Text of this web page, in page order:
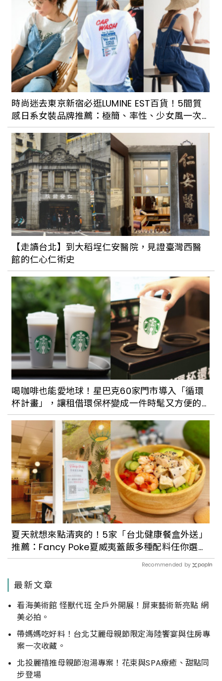
品，預計2023年穿梭沖繩秘境航程，駛進
大阪
時尚迷去東京新宿必逛LUMINE EST百貨！5間質
感日系女裝品牌推薦：極簡、率性、少女風一次
收齊
【走讀台北】到大稻埕仁安醫院，見證臺灣西醫
館的仁心仁術史
喝咖啡也能愛地球！星巴克60家門市導入「循環
杯計畫」，讓租借環保杯變成一件時髦又方便的
事！
夏天就想來點清爽的！5家「台北健康餐盒外送」
推薦：Fancy Poke夏威夷蓋飯多種配料任你選、
Keep Fit好吃又無負擔
Recommended by
最新文章
看海美術館 怪獸代班 全戶外開展！屏東藝術新亮點 網
美必拍。
帶媽媽吃好料！台北艾麗母親節限定海陸饗宴與住房專
案一次收藏。
北投麗禧推母親節泡湯專案！花束與SPA療癒、甜點同
步登場